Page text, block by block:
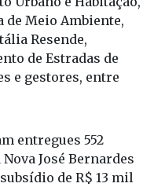
de Estradas de
e gestores, entre
entregues 552
com a construtora.
construídos em